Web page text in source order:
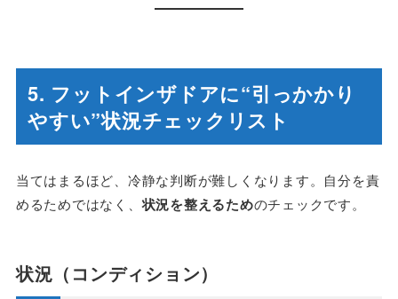
5. フットインザドアに“引っかかり
やすい”状況チェックリスト
当てはまるほど、冷静な判断が難しくなります。自分を責
めるためではなく、状況を整えるためのチェックです。
状況（コンディション）